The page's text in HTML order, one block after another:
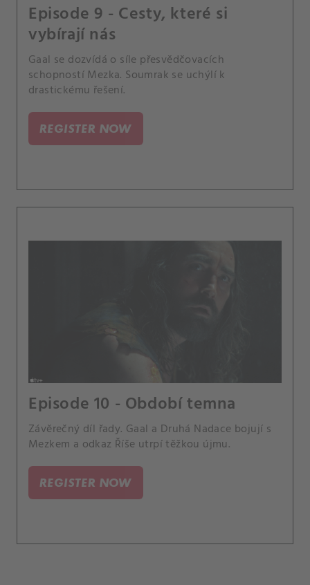
Episode 9 - Cesty, které si
vybírají nás
Gaal se dozvídá o síle přesvědčovacích
schopností Mezka. Soumrak se uchýlí k
drastickému řešení.
REGISTER NOW
Episode 10 - Období temna
Závěrečný díl řady. Gaal a Druhá Nadace bojují s
Mezkem a odkaz Říše utrpí těžkou újmu.
REGISTER NOW